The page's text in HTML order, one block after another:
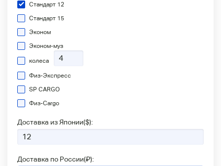
Стандарт 12
Стандарт 15
Эконом
Эконом-муз
колеса
Физ-Экспресс
SP CARGO
Физ-Сargo
Доставка из Японии($):
Доставка по России(₽):